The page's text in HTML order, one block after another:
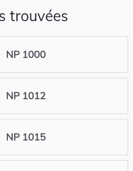
trouvées
NP 1000
NP 1012
NP 1015